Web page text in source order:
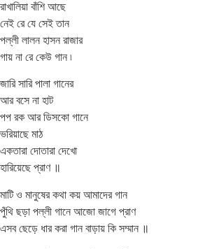
রাখালিয়া বাঁশি আছে
নেই রে যে সেই তান
পল্লী লালন হাসন রাজার
গায় না রে কেউ গান ৷
জারি সারি পালা গানের
আর বসে না হাট
পপ রক আর ডিসকো গানে
ভরিয়াছে মাঠ
একতারা দোতারা দেখো
হারিয়েছে প্রাণ ॥
মাটি ও মানুষের কথা কয় আমাদের গান
পুঁথি ছড়া পল্লী গানে আজো জাগে প্রাণ
এসব ছেড়ে ধার করা গান বাড়ায় কি সম্মান ॥